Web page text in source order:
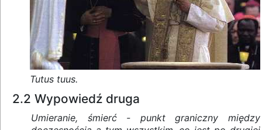
Tutus tuus.
2.2 Wypowiedź druga
Umieranie, śmierć - punkt graniczny między